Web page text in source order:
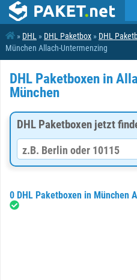
» DHL » DHL Paketbox » DHL
München Allach-Untermenzing
DHL Paketboxen in
München
DHL Paketboxen jetzt
0 DHL Paketboxen in München